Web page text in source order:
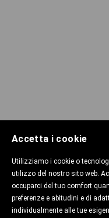
Accetta i cookie
Utilizziamo i cookie o
utilizzo del nostro sito web.
occuparci del tuo comfort
preferenze e abitudini e di
individualmente alle tue